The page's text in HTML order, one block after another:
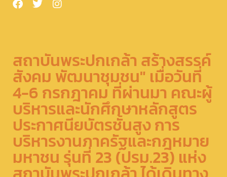
สถาบันพระปกเกล้า สร้างสรรค์
สังคม พัฒนาชุมชน" เมื่อวันที่
4-6 กรกฎาคม ที่ผ่านมา คณะผู้
บริหารและนักศึกษาหลักสูตร
ประกาศนียบัตรชั้นสูง การ
บริหารงานภาครัฐและกฎหมาย
มหาชน รุ่นที่ 23 (ปรม.23) แห่ง